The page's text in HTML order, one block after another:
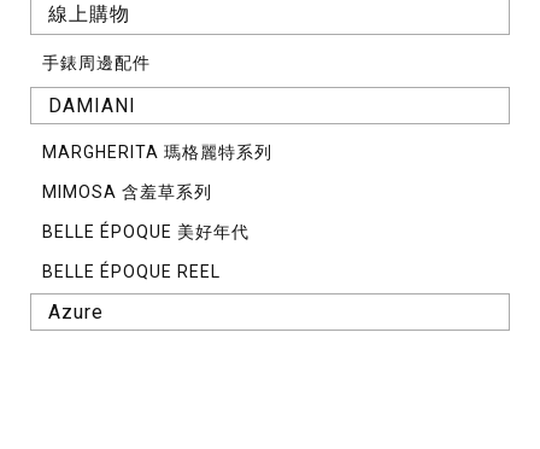
線上購物
手錶周邊配件
DAMIANI
MARGHERITA 瑪格麗特系列
MIMOSA 含羞草系列
BELLE ÉPOQUE 美好年代
BELLE ÉPOQUE REEL
Azure